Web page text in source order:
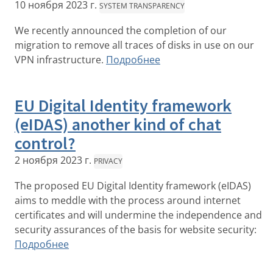
10 ноября 2023 г. SYSTEM TRANSPARENCY
We recently announced the completion of our
migration to remove all traces of disks in use on our
VPN infrastructure. Подробнее
EU Digital Identity framework
(eIDAS) another kind of chat
control?
2 ноября 2023 г. PRIVACY
The proposed EU Digital Identity framework (eIDAS)
aims to meddle with the process around internet
certificates and will undermine the independence and
security assurances of the basis for website security:
Подробнее